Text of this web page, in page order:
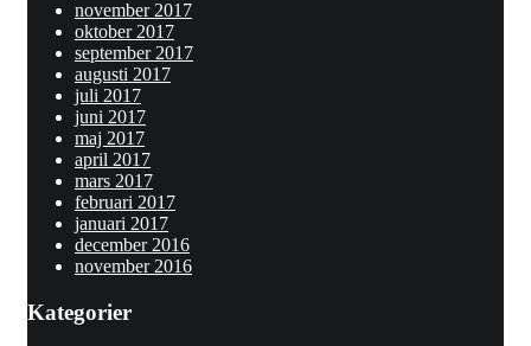
november 2017
oktober 2017
september 2017
augusti 2017
juli 2017
juni 2017
maj 2017
april 2017
mars 2017
februari 2017
januari 2017
december 2016
november 2016
Kategorier